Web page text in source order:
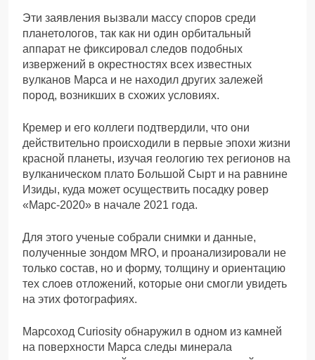
Эти заявления вызвали массу споров среди
планетологов, так как ни один орбитальный
аппарат не фиксировал следов подобных
извержений в окрестностях всех известных
вулканов Марса и не находил других залежей
пород, возникших в схожих условиях.
Кремер и его коллеги подтвердили, что они
действительно происходили в первые эпохи жизни
красной планеты, изучая геологию тех регионов на
вулканическом плато Большой Сырт и на равнине
Изиды, куда может осуществить посадку ровер
«Марс-2020» в начале 2021 года.
Для этого ученые собрали снимки и данные,
полученные зондом MRO, и проанализировали не
только состав, но и форму, толщину и ориентацию
тех слоев отложений, которые они смогли увидеть
на этих фотографиях.
Марсоход Curiosity обнаружил в одном из камней
на поверхности Марса следы минерала